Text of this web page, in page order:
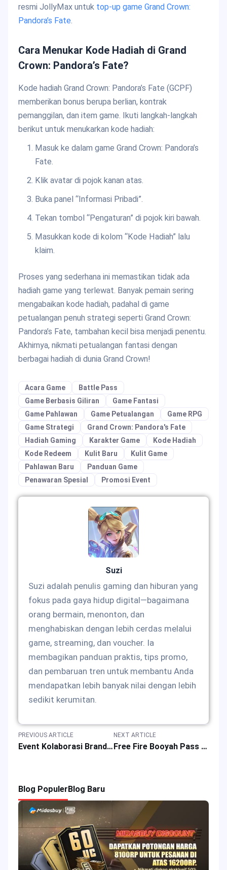
resmi JollyMax untuk top-up game Grand Crown:
Pandora’s Fate.
Cara Menukar Kode Hadiah di Grand
Crown: Pandora’s Fate?
Kode hadiah Grand Crown: Pandora’s Fate (GCPF)
memberikan bonus berupa berlian, kontrak
pemanggilan, dan item game. Ikuti langkah-langkah
berikut untuk menukarkan kode hadiah:
Masuk ke dalam game Grand Crown: Pandora’s
Fate.
Klik avatar di pojok kanan atas.
Buka panel “Informasi Pribadi”.
Tekan tombol “Pengaturan” di pojok kiri bawah.
Masukkan kode di kolom “Kode Hadiah” lalu
klaim.
Proses yang sederhana ini memastikan tidak ada
hadiah game yang terlewat. Banyak pemain sering
mengabaikan kode hadiah, padahal di game
petualangan penuh strategi seperti Grand Crown:
Pandora’s Fate, tambahan kecil bisa menjadi penentu.
Akhirnya, nikmati petualangan fantasi dengan
berbagai hadiah di dunia Grand Crown!
Acara Game
Battle Pass
Game Berbasis Giliran
Game Fantasi
Game Pahlawan
Game Petualangan
Game RPG
Game Strategi
Grand Crown: Pandora's Fate
Hadiah Gaming
Karakter Game
Kode Hadiah
Kode Redeem
Kulit Baru
Kulit Game
Pahlawan Baru
Panduan Game
Penawaran Spesial
Promosi Event
Suzi
Suzi adalah penulis gaming dan hiburan yang
fokus pada gaya hidup digital—bagaimana
orang bermain, menonton, dan
menghabiskan dengan lebih cerdas melalui
game, streaming, dan voucher. Ia
membagikan panduan praktis, tips promo,
dan pembaruan tren untuk membantu Anda
mendapatkan lebih banyak nilai dengan lebih
sedikit kerumitan.
PREVIOUS ARTICLE
Event Kolaborasi Brand PUBG x G-Dragon Membawa Kekuatan Bintang ke Medan Pertempuran
NEXT ARTICLE
Free Fire Booyah Pass Musim Spesial: Event Lucky Draw untuk Hadiah Gaming
Blog PopulerBlog Baru